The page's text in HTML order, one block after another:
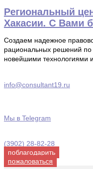
Перейти
к
содержимому
Региональный
Хакасии. С Вами
Создаем надежное
рациональных решений по
новейшими технологиями
info@consultant19.ru
Мы в Telegram
(3902) 28-82-28
поблагодарить
пожаловаться